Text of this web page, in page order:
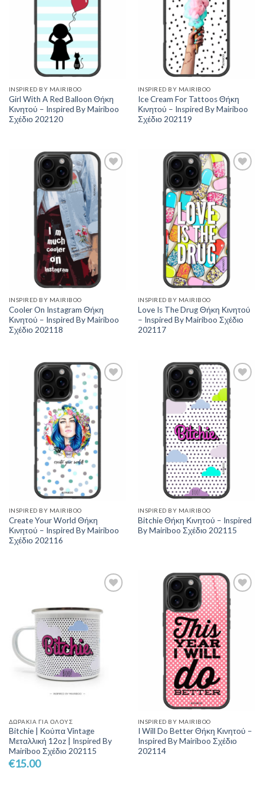
INSPIRED BY MAIRIBOO
Girl With A Red Balloon Θήκη
Κινητού – Inspired By Mairiboo
Σχέδιο 202120
INSPIRED BY MAIRIBOO
Ice Cream For Tattoos Θήκη
Κινητού – Inspired By Mairiboo
Σχέδιο 202119
Add to
Wishlist
INSPIRED BY MAIRIBOO
Cooler On Instagram Θήκη
Κινητού – Inspired By Mairiboo
Σχέδιο 202118
Add to
Wishlist
INSPIRED BY MAIRIBOO
Love Is The Drug Θήκη Κινητού
– Inspired By Mairiboo Σχέδιο
202117
Add to
Wishlist
INSPIRED BY MAIRIBOO
Create Your World Θήκη
Κινητού – Inspired By Mairiboo
Σχέδιο 202116
Add to
Wishlist
INSPIRED BY MAIRIBOO
Bitchie Θήκη Κινητού – Inspired
By Mairiboo Σχέδιο 202115
Wishlist
ΔΩΡΆΚΙΑ ΓΙΑ ΌΛΟΥΣ
Bitchie | Κούπα Vintage
Μεταλλική 12oz | Inspired By
Mairiboo Σχέδιο 202115
€15.00
Add to
Wishlist
INSPIRED BY MAIRIBOO
I Will Do Better Θήκη Κινητού –
Inspired By Mairiboo Σχέδιο
202114